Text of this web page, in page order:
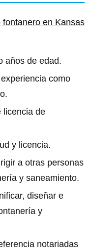
en Kansas
años de edad.
como
licencia de
y licencia.
a otras personas
y saneamiento.
diseñar e
y
notariadas